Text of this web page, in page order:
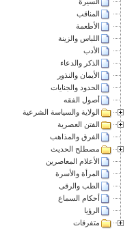
المناقب
الأطعمة
اللباس والزينة
الأدب
الذكر والدعاء
الأيمان والنذور
الحدود والجنايات
أصول الفقه
الولاية والسياسة الشرعية
الفتن العصرية
الفرق والمذاهب
مصطلح الحديث
الأعلام المعاصرين
المرأة والأسرة
الطب والرقى
أحكام السماع
الرؤيا
متفرقات